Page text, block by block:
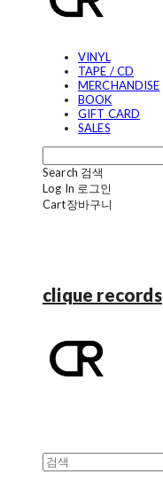
VINYL
TAPE / CD
MERCHANDISE
BOOK
GIFT CARD
SALES
Search 검색
Log In 로그인
Cart장바구니
clique records